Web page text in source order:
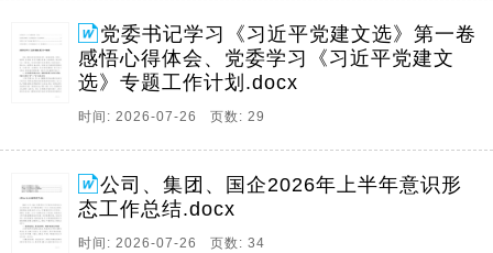
党委书记学习《习近平党建文选》第一卷
感悟心得体会、党委学习《习近平党建文
选》专题工作计划.docx
时间: 2026-07-26 页数: 29
公司、集团、国企2026年上半年意识形
态工作总结.docx
时间: 2026-07-26 页数: 34